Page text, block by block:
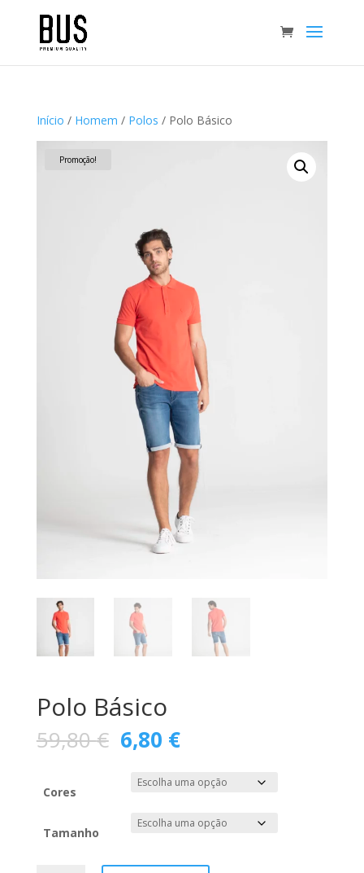
Início / Homem / Polos / Polo Básico
Promoção!
Polo Básico
59,80€ O
preço
original
era:
59,80 €.
6,80 €O
preço
atual
é:
6,80 €.
Cores
Tamanho